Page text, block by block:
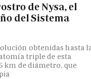
de Nysa, el
del Sistema
obtenidas hasta
triple de esta
km de diámetro, que